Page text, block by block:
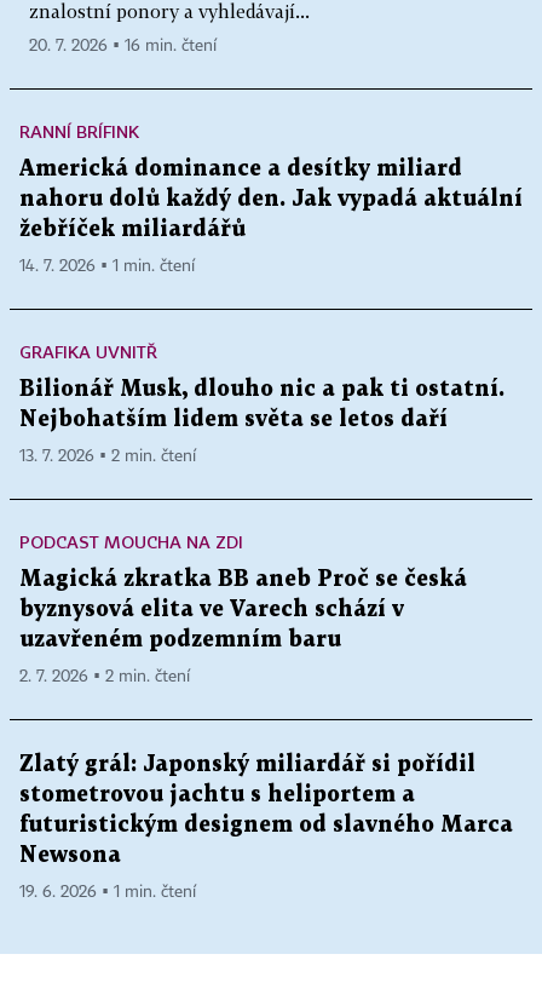
znalostní ponory a vyhledávají...
20. 7. 2026 ▪ 16 min. čtení
RANNÍ BRÍFINK
Americká dominance a desítky miliard
nahoru dolů každý den. Jak vypadá aktuální
žebříček miliardářů
14. 7. 2026 ▪ 1 min. čtení
GRAFIKA UVNITŘ
Bilionář Musk, dlouho nic a pak ti ostatní.
Nejbohatším lidem světa se letos daří
13. 7. 2026 ▪ 2 min. čtení
PODCAST MOUCHA NA ZDI
Magická zkratka BB aneb Proč se česká
byznysová elita ve Varech schází v
uzavřeném podzemním baru
2. 7. 2026 ▪ 2 min. čtení
Zlatý grál: Japonský miliardář si pořídil
stometrovou jachtu s heliportem a
futuristickým designem od slavného Marca
Newsona
19. 6. 2026 ▪ 1 min. čtení